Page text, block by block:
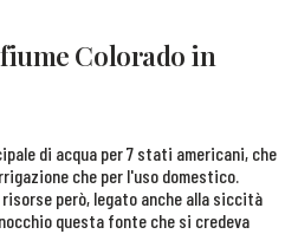
Colorado in
di acqua per 7 stati americani, che
che per l'uso domestico.
però, legato anche alla siccità
questa fonte che si credeva